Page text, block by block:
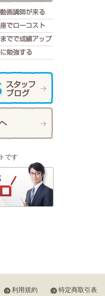
です
利用規約 特定商取引表